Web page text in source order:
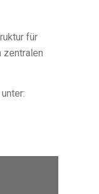
für
zentralen